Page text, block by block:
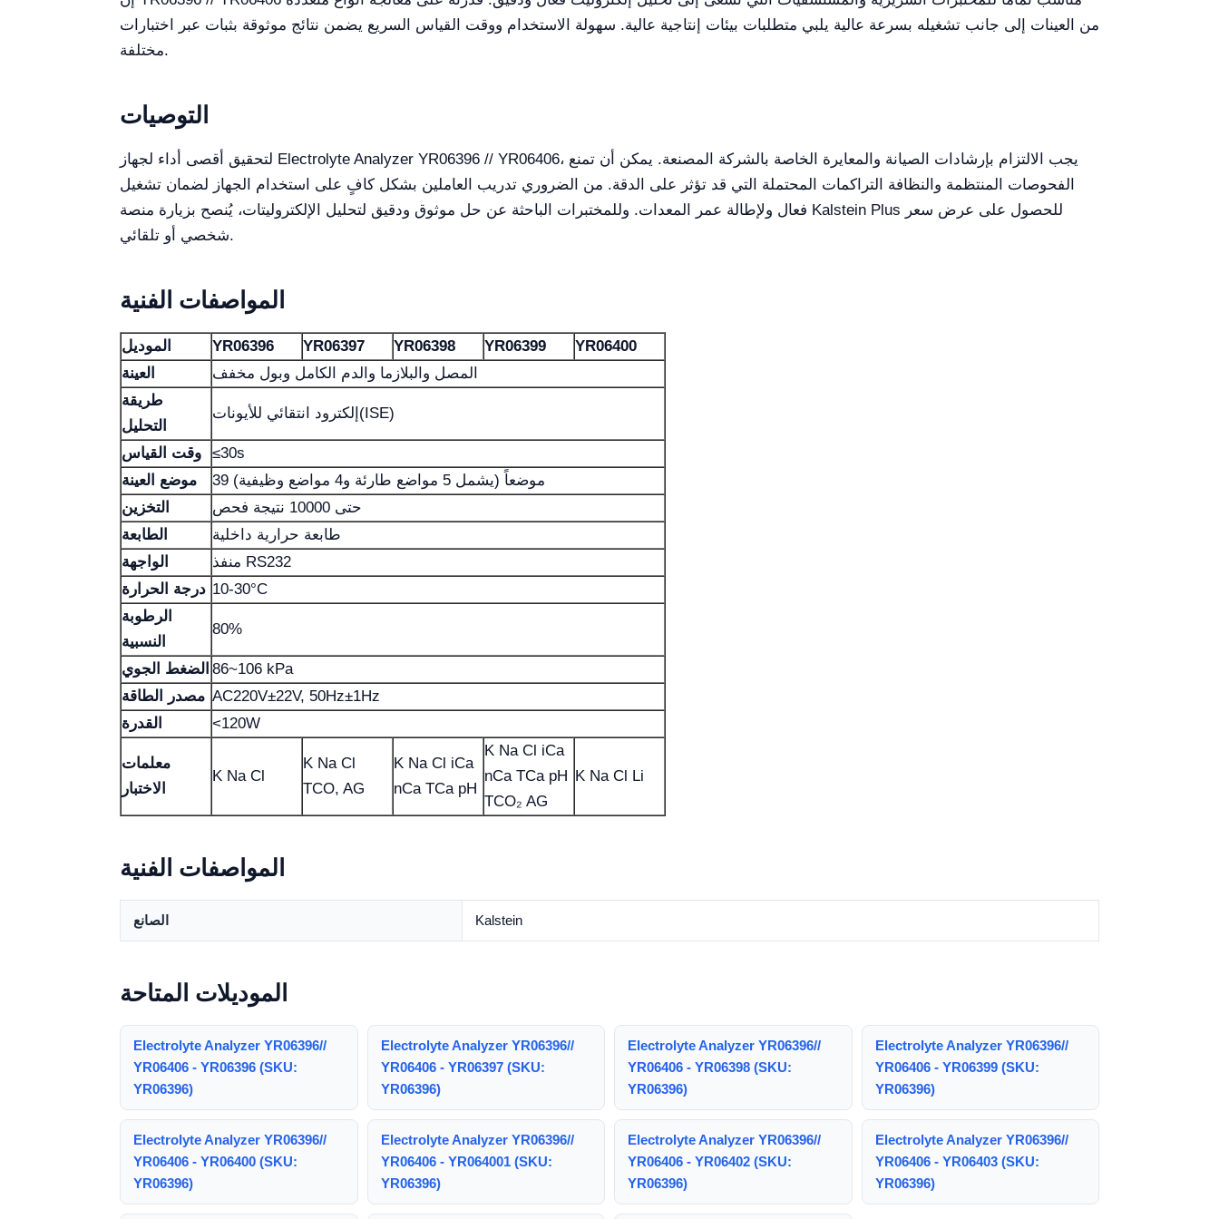
من العينات إلى جانب تشغيله بسرعة عالية يلبي متطلبات بيئات إنتاجية عالية. سهولة الاستخدام ووقت القياس السريع يضمن نتائج موثوقة بثبات عبر اختبارات
مختلفة.
التوصيات
لتحقيق أقصى أداء لجهاز Electrolyte Analyzer YR06396 // YR06406، يجب الالتزام بإرشادات الصيانة والمعايرة الخاصة بالشركة المصنعة. يمكن أن تمنع
الفحوصات المنتظمة والنظافة التراكمات المحتملة التي قد تؤثر على الدقة. من الضروري تدريب العاملين بشكل كافٍ على استخدام الجهاز لضمان تشغيل
فعال ولإطالة عمر المعدات. وللمختبرات الباحثة عن حل موثوق ودقيق لتحليل الإلكتروليتات، يُنصح بزيارة منصة Kalstein Plus للحصول على عرض سعر
شخصي أو تلقائي.
المواصفات الفنية
الموديل YR06396 YR06397 YR06398 YR06399
YR06400
العينة
المصل والبلازما والدم الكامل وبول مخفف
طريقة
التحليل
إلكترود انتقائي للأيونات(ISE)
وقت القياس
≤30s
موضع العينة
39 موضعاً (يشمل 5 مواضع طارئة و4 مواضع وظيفية)
التخزين
حتى 10000 نتيجة فحص
الطابعة
طابعة حرارية داخلية
الواجهة
منفذ RS232
درجة الحرارة 10-30°C
الرطوبة
النسبية
80%
الضغط الجوي 86~106 kPa
مصدر الطاقة AC220V±22V, 50Hz±1Hz
القدرة
<120W
معلمات
الاختبار
K Na Cl
K Na Cl
TCO, AG
K Na Cl iCa
nCa TCa pH
K Na Cl iCa
nCa TCa pH
TCO₂ AG
K Na Cl Li
المواصفات الفنية
الصانع Kalstein
الموديلات المتاحة
Electrolyte Analyzer YR06396//
YR06406 - YR06396 (SKU:
YR06396)
Electrolyte Analyzer YR06396//
YR06406 - YR06397 (SKU:
YR06396)
Electrolyte Analyzer YR06396//
YR06406 - YR06398 (SKU:
YR06396)
Electrolyte Analyzer YR06396//
YR06406 - YR06399 (SKU:
YR06396)
Electrolyte Analyzer YR06396//
YR06406 - YR06400 (SKU:
YR06396)
Electrolyte Analyzer YR06396//
YR06406 - YR064001 (SKU:
YR06396)
Electrolyte Analyzer YR06396//
YR06406 - YR06402 (SKU:
YR06396)
Electrolyte Analyzer YR06396//
YR06406 - YR06403 (SKU:
YR06396)